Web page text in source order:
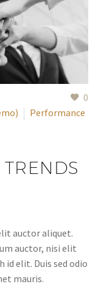
0
Performance
auctor aliquet.
auctor, nisi elit
id elit. Duis sed odio
mauris.